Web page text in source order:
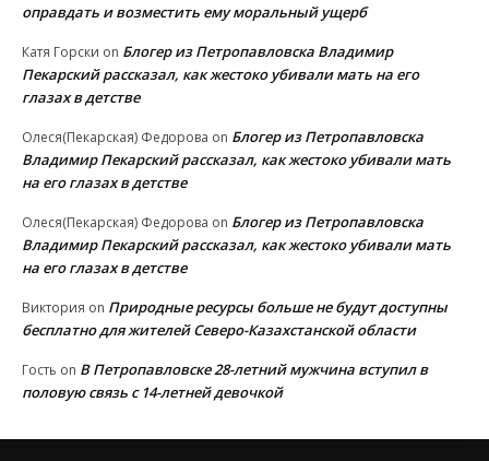
оправдать и возместить ему моральный ущерб
Катя Горски on Блогер из Петропавловска Владимир
Пекарский рассказал, как жестоко убивали мать на его
глазах в детстве
Олеся(Пекарская) Федорова on Блогер из Петропавловска
Владимир Пекарский рассказал, как жестоко убивали мать
на его глазах в детстве
Олеся(Пекарская) Федорова on Блогер из Петропавловска
Владимир Пекарский рассказал, как жестоко убивали мать
на его глазах в детстве
Виктория on Природные ресурсы больше не будут доступны
бесплатно для жителей Северо-Казахстанской области
Гость on В Петропавловске 28-летний мужчина вступил в
половую связь с 14-летней девочкой